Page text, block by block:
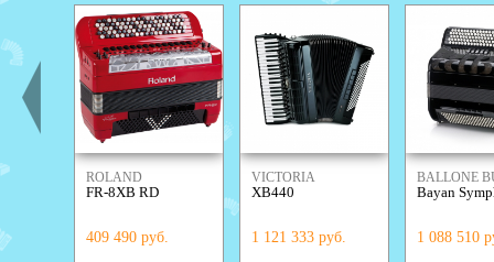
ROLAND
FR-8XB RD
409 490 руб.
VICTORIA
XB440
1 121 333 руб.
BALLONE
Bayan
1 088 510